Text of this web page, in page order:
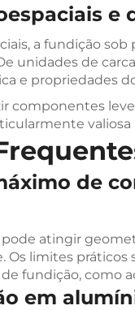
e
a fundição
unidades de
e propriedades
componentes
de
atingir
Os limites
fundição, como
em